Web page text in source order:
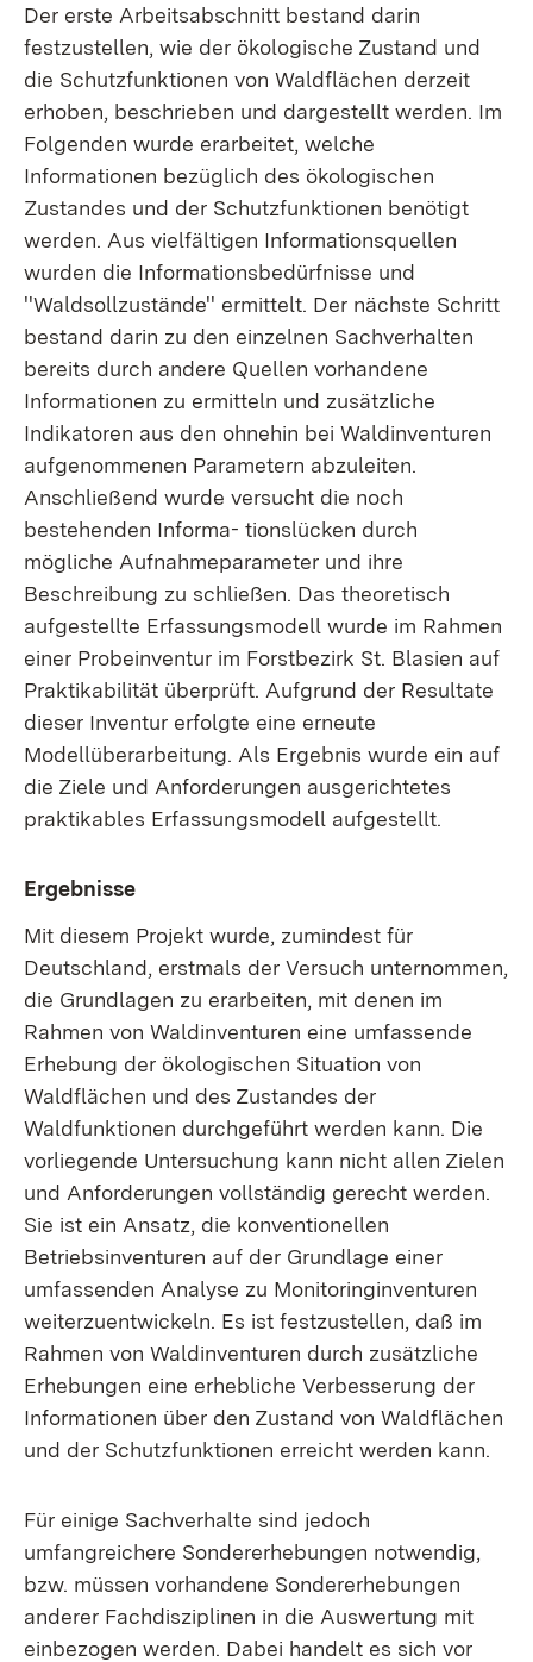
Der erste Arbeitsabschnitt bestand darin
festzustellen, wie der ökologische Zustand und
die Schutzfunktionen von Waldflächen derzeit
erhoben, beschrieben und dargestellt werden. Im
Folgenden wurde erarbeitet, welche
Informationen bezüglich des ökologischen
Zustandes und der Schutzfunktionen benötigt
werden. Aus vielfältigen Informationsquellen
wurden die Informationsbedürfnisse und
''Waldsollzustände'' ermittelt. Der nächste Schritt
bestand darin zu den einzelnen Sachverhalten
bereits durch andere Quellen vorhandene
Informationen zu ermitteln und zusätzliche
Indikatoren aus den ohnehin bei Waldinventuren
aufgenommenen Parametern abzuleiten.
Anschließend wurde versucht die noch
bestehenden Informa- tionslücken durch
mögliche Aufnahmeparameter und ihre
Beschreibung zu schließen. Das theoretisch
aufgestellte Erfassungsmodell wurde im Rahmen
einer Probeinventur im Forstbezirk St. Blasien auf
Praktikabilität überprüft. Aufgrund der Resultate
dieser Inventur erfolgte eine erneute
Modellüberarbeitung. Als Ergebnis wurde ein auf
die Ziele und Anforderungen ausgerichtetes
praktikables Erfassungsmodell aufgestellt.
Ergebnisse
Mit diesem Projekt wurde, zumindest für
Deutschland, erstmals der Versuch unternommen,
die Grundlagen zu erarbeiten, mit denen im
Rahmen von Waldinventuren eine umfassende
Erhebung der ökologischen Situation von
Waldflächen und des Zustandes der
Waldfunktionen durchgeführt werden kann. Die
vorliegende Untersuchung kann nicht allen Zielen
und Anforderungen vollständig gerecht werden.
Sie ist ein Ansatz, die konventionellen
Betriebsinventuren auf der Grundlage einer
umfassenden Analyse zu Monitoringinventuren
weiterzuentwickeln. Es ist festzustellen, daß im
Rahmen von Waldinventuren durch zusätzliche
Erhebungen eine erhebliche Verbesserung der
Informationen über den Zustand von Waldflächen
und der Schutzfunktionen erreicht werden kann.
Für einige Sachverhalte sind jedoch
umfangreichere Sondererhebungen notwendig,
bzw. müssen vorhandene Sondererhebungen
anderer Fachdisziplinen in die Auswertung mit
einbezogen werden. Dabei handelt es sich vor